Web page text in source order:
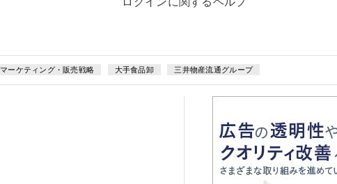
マーケティング・販売戦略 大手食品卸 三井物産流通グループ